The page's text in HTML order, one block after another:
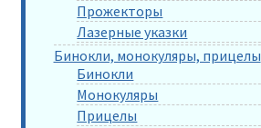
Прожекторы
Лазерные указки
Бинокли, монокуляры, прицелы
Бинокли
Монокуляры
Прицелы